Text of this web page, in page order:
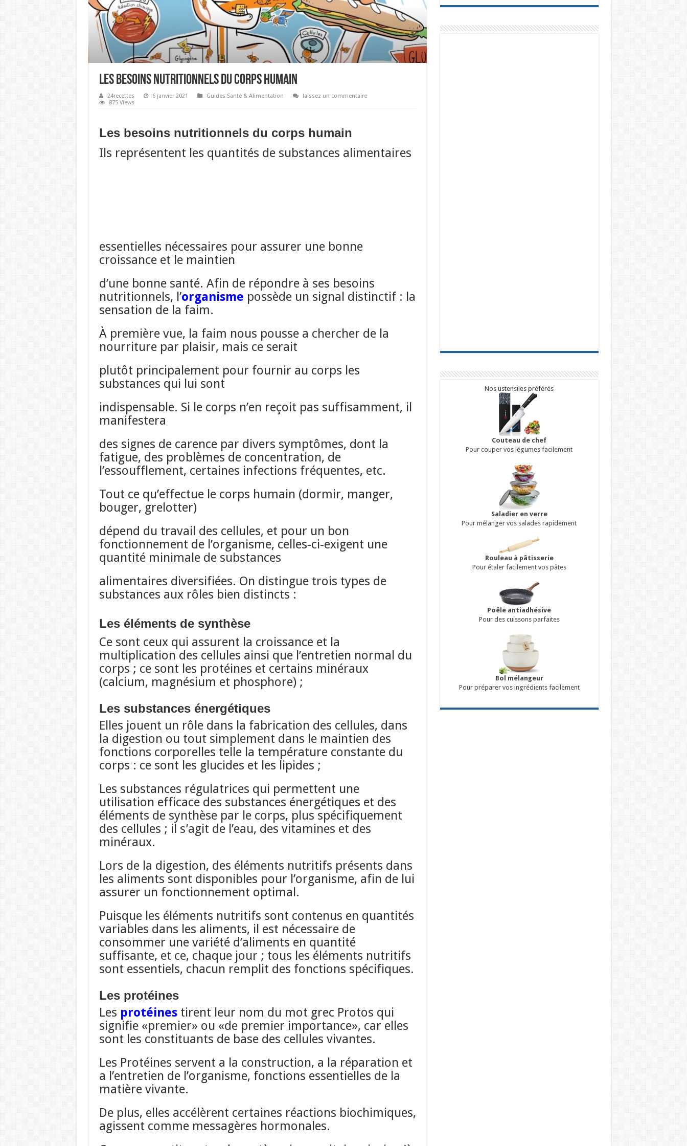
Les besoins nutritionnels du corps humain
24recettes 6 janvier 2021 Guides Santé & Alimentation
laissez un commentaire
875 Views
Les besoins nutritionnels du corps humain
Ils représentent les quantités de substances alimentaires
essentielles nécessaires pour assurer une bonne
croissance et le maintien
d’une bonne santé. Afin de répondre à ses besoins
nutritionnels, l’organisme possède un signal distinctif : la
sensation de la faim.
À première vue, la faim nous pousse a chercher de la
nourriture par plaisir, mais ce serait
plutôt principalement pour fournir au corps les
substances qui lui sont
indispensable. Si le corps n’en reçoit pas suffisamment, il
manifestera
des signes de carence par divers symptômes, dont la
fatigue, des problèmes de concentration, de
l’essoufflement, certaines infections fréquentes, etc.
Tout ce qu’effectue le corps humain (dormir, manger,
bouger, grelotter)
dépend du travail des cellules, et pour un bon
fonctionnement de l’organisme, celles-ci-exigent une
quantité minimale de substances
alimentaires diversifiées. On distingue trois types de
substances aux rôles bien distincts :
Les éléments de synthèse
Ce sont ceux qui assurent la croissance et la
multiplication des cellules ainsi que l’entretien normal du
corps ; ce sont les protéines et certains minéraux
(calcium, magnésium et phosphore) ;
Les substances énergétiques
Elles jouent un rôle dans la fabrication des cellules, dans
la digestion ou tout simplement dans le maintien des
fonctions corporelles telle la température constante du
corps : ce sont les glucides et les lipides ;
Les substances régulatrices qui permettent une
utilisation efficace des substances énergétiques et des
éléments de synthèse par le corps, plus spécifiquement
des cellules ; il s’agit de l’eau, des vitamines et des
minéraux.
Lors de la digestion, des éléments nutritifs présents dans
les aliments sont disponibles pour l’organisme, afin de lui
assurer un fonctionnement optimal.
Puisque les éléments nutritifs sont contenus en quantités
variables dans les aliments, il est nécessaire de
consommer une variété d’aliments en quantité
suffisante, et ce, chaque jour ; tous les éléments nutritifs
sont essentiels, chacun remplit des fonctions spécifiques.
Les protéines
Les protéinestirent leur nom du mot grec Protos qui
signifie «premier» ou «de premier importance», car elles
sont les constituants de base des cellules vivantes.
Les Protéines servent a la construction, a la réparation et
a l’entretien de l’organisme, fonctions essentielles de la
matière vivante.
De plus, elles accélèrent certaines réactions biochimiques,
agissent comme messagères hormonales.
Nos ustensiles préférés
Couteau de chef
Pour couper vos légumes facilement
Saladier en verre
Pour mélanger vos salades rapidement
Rouleau à pâtisserie
Pour étaler facilement vos pâtes
Poêle antiadhésive
Pour des cuissons parfaites
Bol mélangeur
Pour préparer vos ingrédients facilement